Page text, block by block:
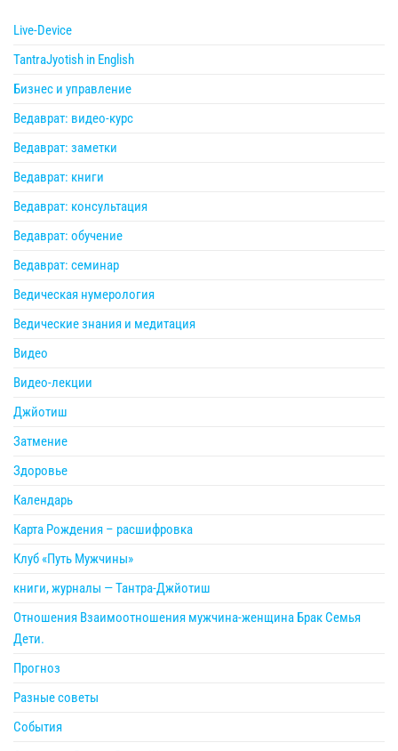
Live-Device
TantraJyotish in English
Бизнес и управление
Ведаврат: видео-курс
Ведаврат: заметки
Ведаврат: книги
Ведаврат: консультация
Ведаврат: обучение
Ведаврат: семинар
Ведическая нумерология
Ведические знания и медитация
Видео
Видео-лекции
Джйотиш
Затмение
Здоровье
Календарь
Карта Рождения – расшифровка
Клуб «Путь Мужчины»
книги, журналы — Тантра-Джйотиш
Отношения Взаимоотношения мужчина-женщина Брак Семья
Дети.
Прогноз
Разные советы
События